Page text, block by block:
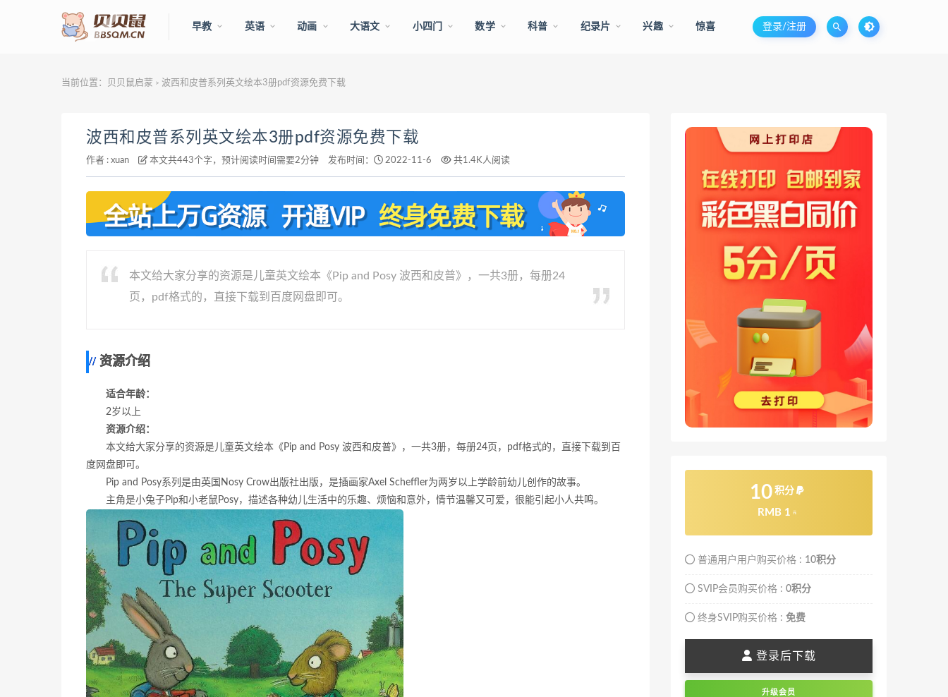
早教 英语 动画 大语文 小四门 数学 科普 纪录片 兴趣 惊喜 登录/注册
当前位置： 贝贝鼠启蒙 > 波西和皮普系列英文绘本3册pdf资源免费下载
波西和皮普系列英文绘本3册pdf资源免费下载
作者 : xuan 本文共443个字，预计阅读时间需要2分钟 发布时间： 2022-11-6 共1.4K人阅读
本文给大家分享的资源是儿童英文绘本《Pip and Posy 波西和皮普》，一共3册，每册24
页，pdf格式的，直接下载到百度网盘即可。
资源介绍
适合年龄：
2岁以上
资源介绍：
本文给大家分享的资源是儿童英文绘本《Pip and Posy 波西和皮普》，一共3册，每册24页，pdf格式的，直接下载到百
度网盘即可。
Pip and Posy系列是由英国Nosy Crow出版社出版，是插画家Axel Scheffler为两岁以上学龄前幼儿创作的故事。
主角是小兔子Pip和小老鼠Posy，描述各种幼儿生活中的乐趣、烦恼和意外，情节温馨又可爱，很能引起小人共鸣。
10 积分
RMB 1 元
普通用户用户购买价格 : 10积分
SVIP会员购买价格 : 0积分
终身SVIP购买价格 : 免费
登录后下载
升级会员